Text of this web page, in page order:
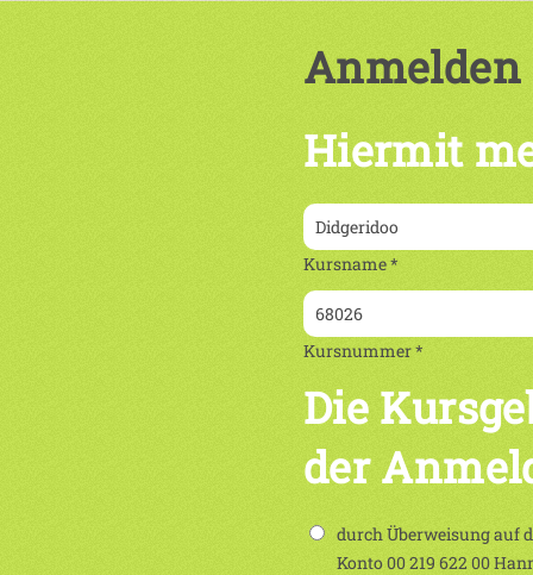
Anmelden
Hiermit
Kursname *
Kursnummer *
Die
der
durch Überweisung auf
Konto 00 219 622 00